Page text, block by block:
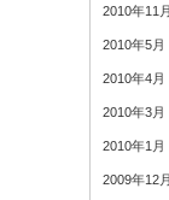
2010年11月
2010年5月
2010年4月
2010年3月
2010年1月
2009年12月